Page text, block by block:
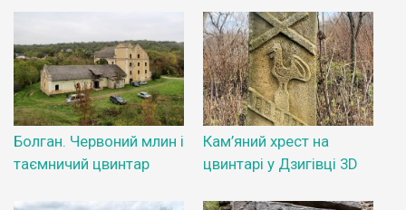
Болган. Червоний млин і
таємничий цвинтар
Кам’яний хрест на
цвинтарі у Дзигівці 3D